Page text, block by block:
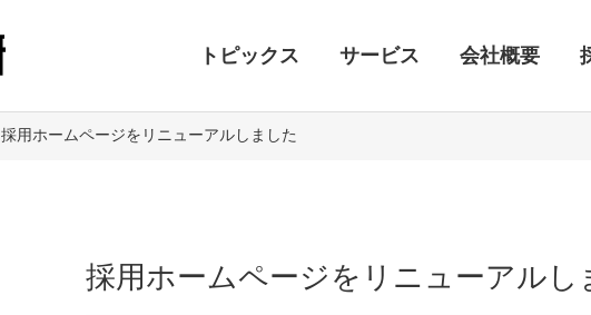
トピックス サービス 会社概要
採用ホームページをリニューアルしました
採用ホームページをリニューアルし